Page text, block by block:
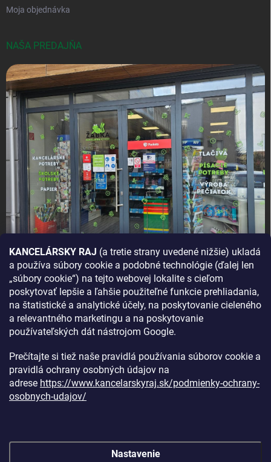
KANCELÁRSKY RAJ (a tretie strany uvedené nižšie) ukladá
a používa súbory cookie a podobné technológie (ďalej len
„súbory cookie“) na tejto webovej lokalite s cieľom
poskytovať lepšie a ľahšie použiteľné funkcie prehliadania,
na štatistické a analytické účely, na poskytovanie cieleného
a relevantného marketingu a na poskytovanie
používateľských dát nástrojom Google.
Prečítajte si tiež naše pravidlá používania súborov cookie a
pravidlá ochrany osobných údajov na
adrese https://www.kancelarskyraj.sk/podmienky-ochrany-
osobnych-udajov/
Nastavenie
Moja objednávka
NAŠA PREDAJŇA
AKO SA K NÁM DOSTANETE?